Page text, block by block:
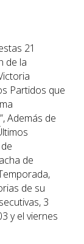
21
de la
Partidos que
Además de
de
de su
3
y el viernes